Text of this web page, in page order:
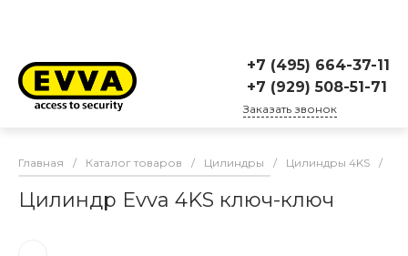
+7 (495) 664-37-11
+7 (929) 508-51-71
Заказать звонок
Главная / Каталог товаров / Цилиндры / Цилиндры 4KS /
Цилиндр Evva 4KS ключ-ключ